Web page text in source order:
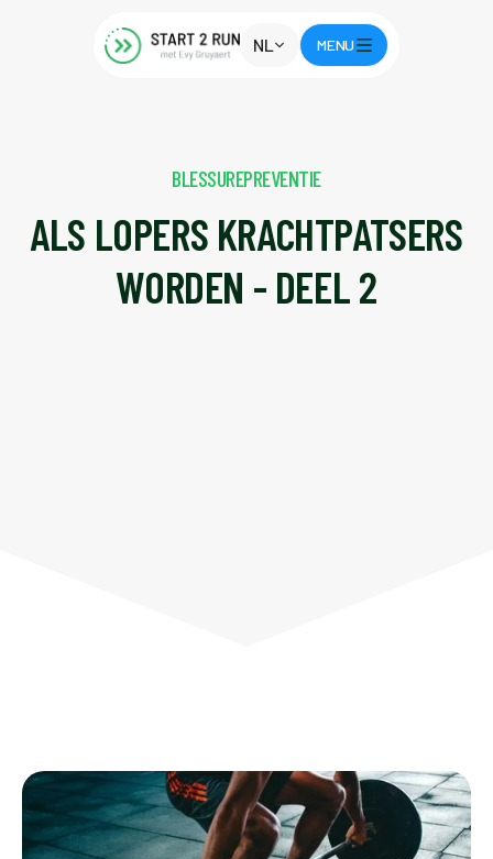
NL MENU
BLESSUREPREVENTIE
ALS LOPERS KRACHTPATSERS
WORDEN - DEEL 2